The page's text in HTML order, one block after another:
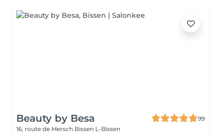
Beauty by Besa
99
16, route de Mersch Bissen L-Bissen